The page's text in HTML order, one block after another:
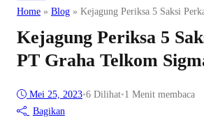
Home » Blog » Kejagung Periksa 5 Saksi
Kejagung Periksa 5
PT Graha Telkom
Mei 25, 2023•6 Dilihat•1 Menit membaca
Bagikan